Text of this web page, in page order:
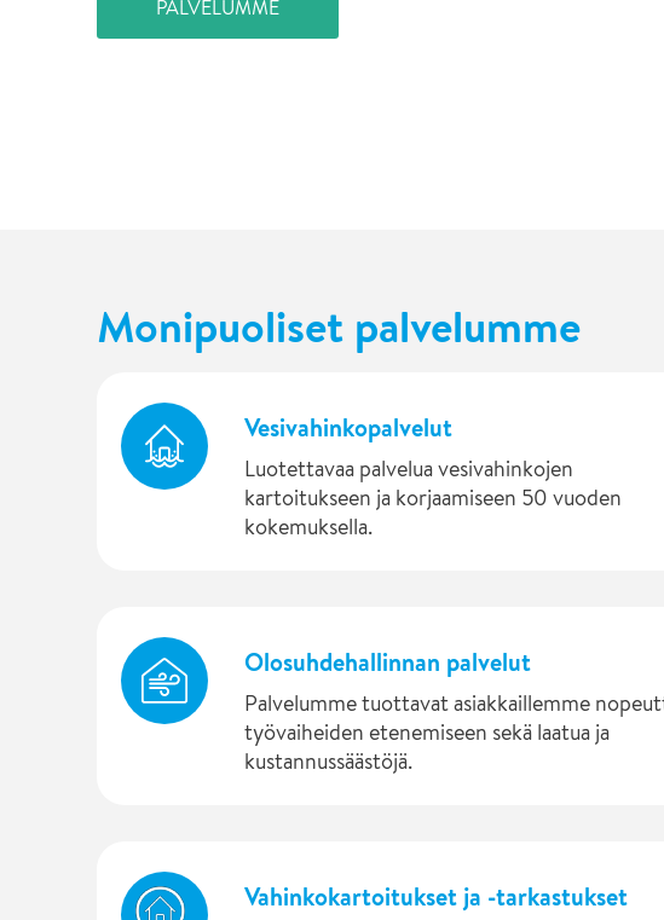
PALVELUMME
ASIAKASTARINOITA
Monipuoliset palvelumme
Vesivahinkopalvelut
Luotettavaa palvelua vesivahinkojen
kartoitukseen ja korjaamiseen 50 vuoden
kokemuksella.
Olosuhdehallinnan palvelut
Palvelumme tuottavat asiakkaillemme
työvaiheiden etenemiseen sekä laatua ja
kustannussäästöjä.
Vahinkokartoitukset ja -tarkastukset